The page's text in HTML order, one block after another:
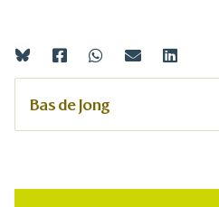
Bas de Jong